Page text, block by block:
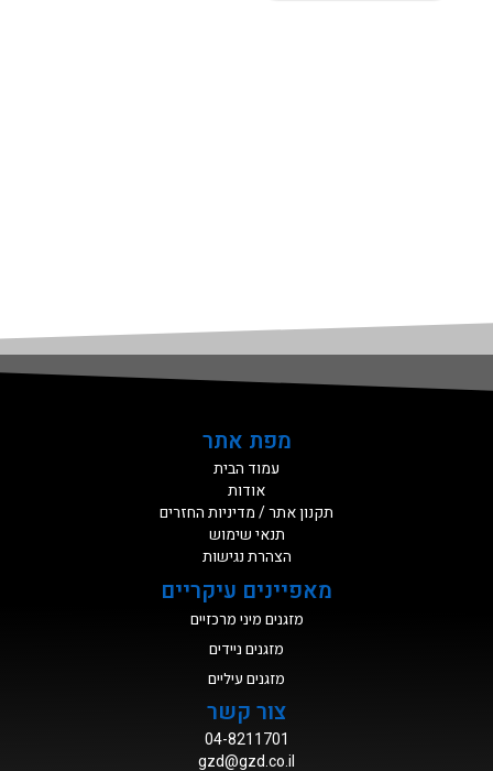
מפת אתר
עמוד הבית
אודות
תקנון אתר / מדיניות החזרים
תנאי שימוש
הצהרת נגישות
מאפיינים עיקריים
מזגנים מיני מרכזיים
מזגנים ניידים
מזגנים עיליים
צור קשר
04-8211701
gzd@gzd.co.il